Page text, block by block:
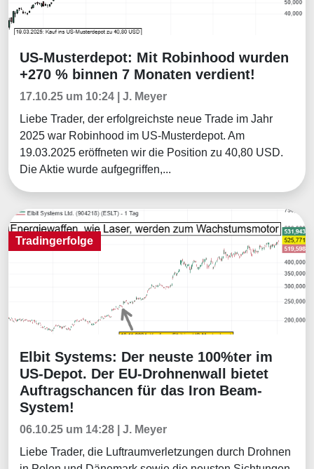
Tradingerfolge
US-Musterdepot: Mit Robinhood wurden
+270 % binnen 7 Monaten verdient!
17.10.25 um 10:24 | J. Meyer
Liebe Trader, der erfolgreichste neue Trade im Jahr
2025 war Robinhood im US-Musterdepot. Am
19.03.2025 eröffneten wir die Position zu 40,80 USD.
Die Aktie wurde aufgegriffen,...
Tradingerfolge
Tradingerfolge
Elbit Systems: Der neuste 100%ter im
US-Depot. Der EU-Drohnenwall bietet
Auftragschancen für das Iron Beam-
System!
06.10.25 um 14:28 | J. Meyer
Liebe Trader, die Luftraumverletzungen durch Drohnen